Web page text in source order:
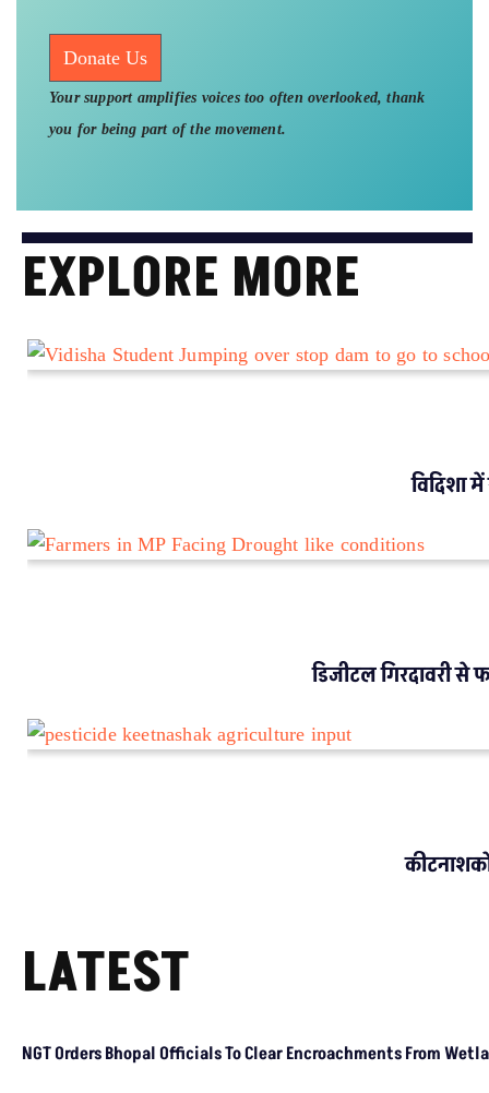
Donate Us
Your support amplifies voices too often overlooked, thank
you for being part of the movement.
EXPLORE MORE
विदिशा
डिजीटल गिरदावरी
LATEST
NGT Orders Bhopal Officials